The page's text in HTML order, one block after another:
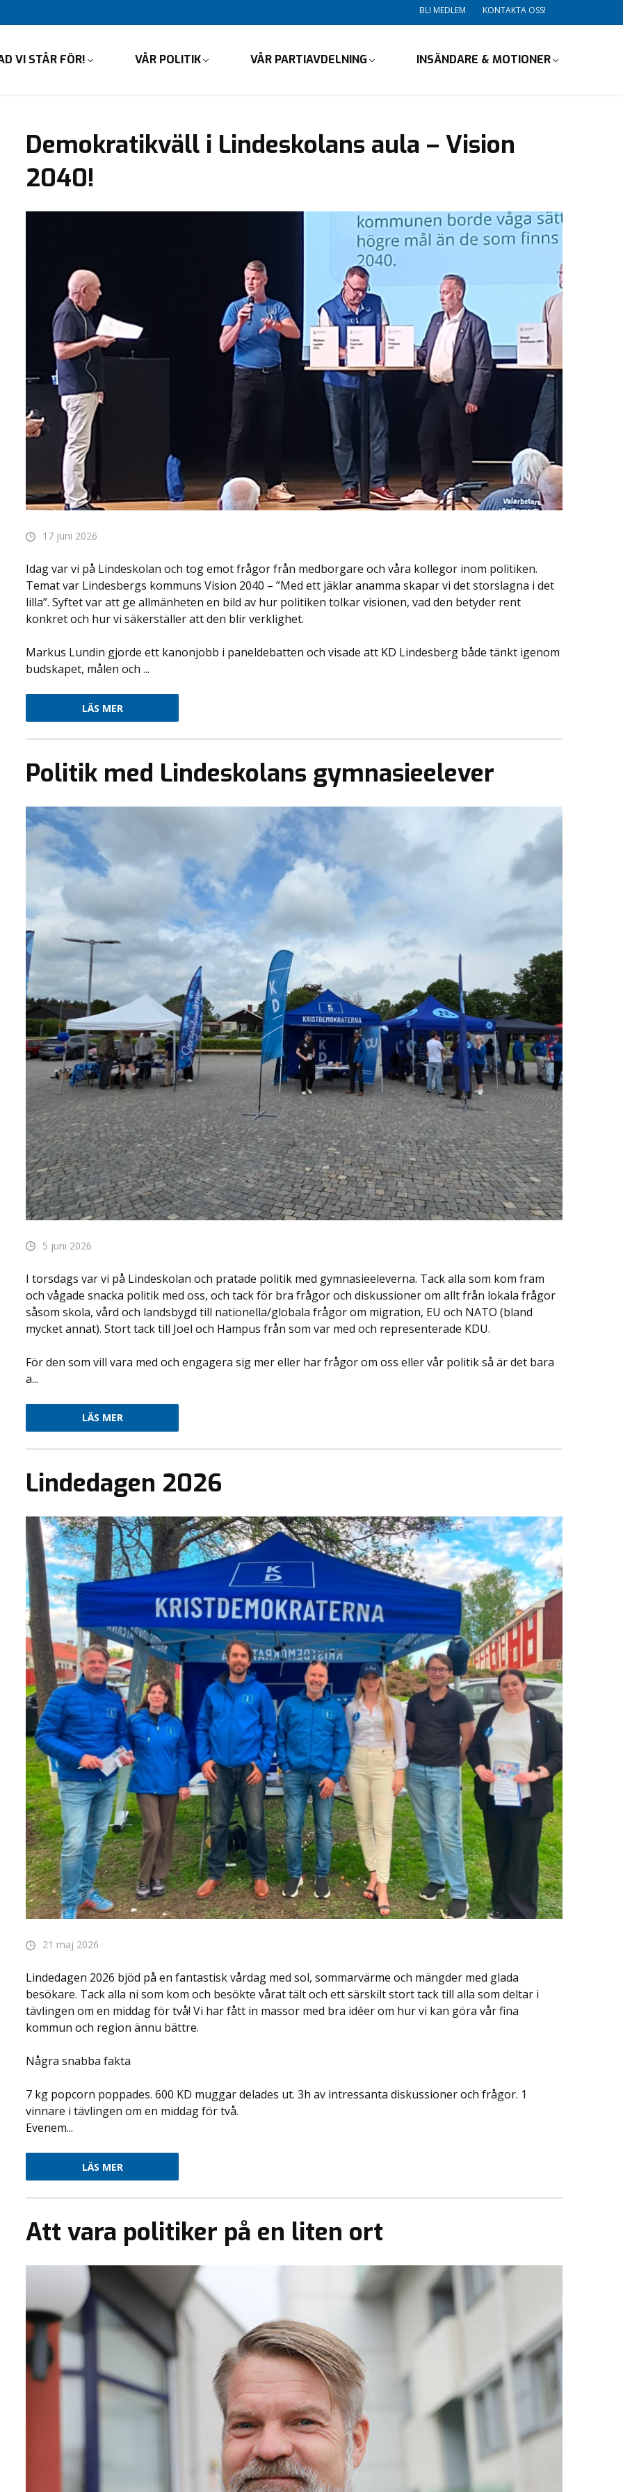
BLI MEDLEM KONTAKTA OSS!
VI STÅR FÖR! VÅR POLITIK VÅR PARTIAVDELNING INSÄNDARE & MOTIONER
Demokratikväll i Lindeskolans aula – Vision
2040!
17 juni 2026
Idag var vi på Lindeskolan och tog emot frågor från medborgare och våra kollegor inom politiken.
Temat var Lindesbergs kommuns Vision 2040 – ”Med ett jäklar anamma skapar vi det storslagna i det
lilla”. Syftet var att ge allmänheten en bild av hur politiken tolkar visionen, vad den betyder rent
konkret och hur vi säkerställer att den blir verklighet.
Markus Lundin gjorde ett kanonjobb i paneldebatten och visade att KD Lindesberg både tänkt igenom
budskapet, målen och ...
LÄS MER
Politik med Lindeskolans gymnasieelever
5 juni 2026
I torsdags var vi på Lindeskolan och pratade politik med gymnasieeleverna. Tack alla som kom fram
och vågade snacka politik med oss, och tack för bra frågor och diskussioner om allt från lokala frågor
såsom skola, vård och landsbygd till nationella/globala frågor om migration, EU och NATO (bland
mycket annat). Stort tack till Joel och Hampus från som var med och representerade KDU.
För den som vill vara med och engagera sig mer eller har frågor om oss eller vår politik så är det bara
a...
LÄS MER
Lindedagen 2026
21 maj 2026
Lindedagen 2026 bjöd på en fantastisk vårdag med sol, sommarvärme och mängder med glada
besökare. Tack alla ni som kom och besökte vårat tält och ett särskilt stort tack till alla som deltar i
tävlingen om en middag för två! Vi har fått in massor med bra idéer om hur vi kan göra vår fina
kommun och region ännu bättre.
Några snabba fakta
7 kg popcorn poppades. 600 KD muggar delades ut. 3h av intressanta diskussioner och frågor. 1
vinnare i tävlingen om en middag för två.
Evenem...
LÄS MER
Att vara politiker på en liten ort